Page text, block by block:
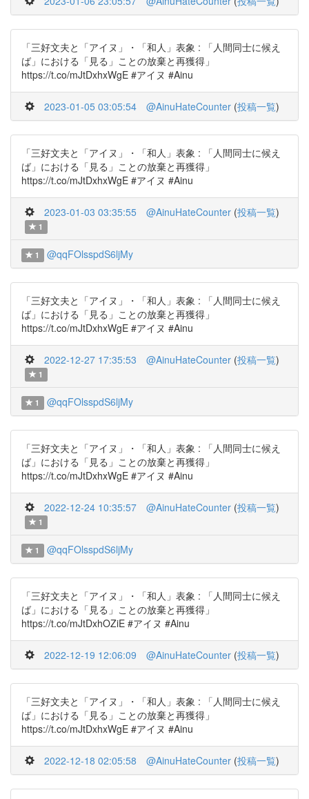
「三好文夫と「アイヌ」・「和人」表象 : 「人間同士に候え
ば」における「見る」ことの放棄と再獲得」
https://t.co/mJtDxhxWgE #アイヌ #Ainu
2023-01-05 03:05:54 @AinuHateCounter (投稿一覧)
「三好文夫と「アイヌ」・「和人」表象 : 「人間同士に候え
ば」における「見る」ことの放棄と再獲得」
https://t.co/mJtDxhxWgE #アイヌ #Ainu
2023-01-03 03:35:55 @AinuHateCounter (投稿一覧)
1
1 @qqFOlsspdS6ljMy
「三好文夫と「アイヌ」・「和人」表象 : 「人間同士に候え
ば」における「見る」ことの放棄と再獲得」
https://t.co/mJtDxhxWgE #アイヌ #Ainu
2022-12-27 17:35:53 @AinuHateCounter (投稿一覧)
1
1 @qqFOlsspdS6ljMy
「三好文夫と「アイヌ」・「和人」表象 : 「人間同士に候え
ば」における「見る」ことの放棄と再獲得」
https://t.co/mJtDxhxWgE #アイヌ #Ainu
2022-12-24 10:35:57 @AinuHateCounter (投稿一覧)
1
1 @qqFOlsspdS6ljMy
「三好文夫と「アイヌ」・「和人」表象 : 「人間同士に候え
ば」における「見る」ことの放棄と再獲得」
https://t.co/mJtDxhOZiE #アイヌ #Ainu
2022-12-19 12:06:09 @AinuHateCounter (投稿一覧)
「三好文夫と「アイヌ」・「和人」表象 : 「人間同士に候え
ば」における「見る」ことの放棄と再獲得」
https://t.co/mJtDxhxWgE #アイヌ #Ainu
2022-12-18 02:05:58 @AinuHateCounter (投稿一覧)